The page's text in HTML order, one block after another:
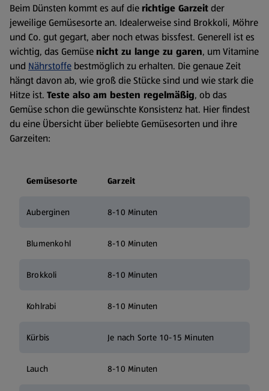
Beim Dünsten kommt es auf die richtige Garzeitder
jeweilige Gemüsesorte an. Idealerweise sind Brokkoli, Möhre
und Co. gut gegart, aber noch etwas bissfest. Generell ist es
wichtig, das Gemüse nicht zu lange zu garen, um Vitamine
und Nährstoffe bestmöglich zu erhalten. Die genaue Zeit
hängt davon ab, wie groß die Stücke sind und wie stark die
Hitze ist. Teste also am besten regelmäßig, ob das
Gemüse schon die gewünschte Konsistenz hat. Hier findest
du eine Übersicht über beliebte Gemüsesorten und ihre
Garzeiten:
Gemüsesorte Garzeit
Auberginen 8-10 Minuten
Blumenkohl 8-10 Minuten
Brokkoli 8-10 Minuten
Kohlrabi 8-10 Minuten
Kürbis Je nach Sorte 10-15 Minuten
Lauch 8-10 Minuten